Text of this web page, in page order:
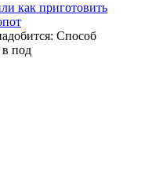
как приготовить
Способ
в под